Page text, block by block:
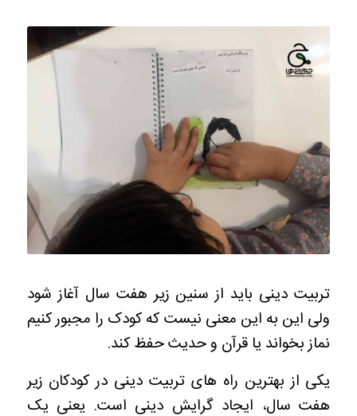
تربیت دینی باید از سنین زیر هفت سال آغاز شود
ولی این به این معنی نیست که کودک را مجبور کنیم
نماز بخواند یا قرآن و حدیث حفظ کند.
یکی از بهترین راه های تربیت دینی در کودکان زیر
هفت سال، ایجاد گرایش دینی است. یعنی یک